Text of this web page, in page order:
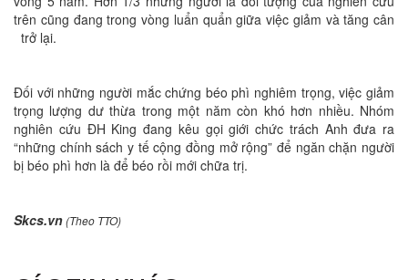
trên cũng đang trong vòng luẩn quẩn giữa việc giảm và tăng cân
trở lại.
Đối với những người mắc chứng béo phì nghiêm trọng, việc giảm
trọng lượng dư thừa trong một năm còn khó hơn nhiều. Nhóm
nghiên cứu ĐH King đang kêu gọi giới chức trách Anh đưa ra
“những chính sách y tế cộng đồng mở rộng” để ngăn chặn người
bị béo phì hơn là để béo rồi mới chữa trị.
Skcs.vn(Theo TTO)